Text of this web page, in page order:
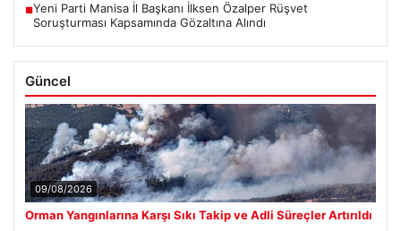
■Yeni Parti Manisa İl Başkanı İlksen Özalper Rüşvet
Soruşturması Kapsamında Gözaltına Alındı
Güncel
09/08/2026
Orman Yangınlarına Karşı Sıkı Takip ve Adli Süreçler Artırıldı